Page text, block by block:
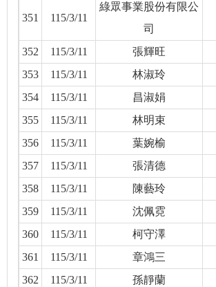
351 115/3/11
綠眾事業股份有限公
司
352 115/3/11 張輝旺
353
115/3/11 林淑玲
354
115/3/11 昌淑娟
355
115/3/11 林明束
356
115/3/11 葉婉榆
357
115/3/11 張清德
358
115/3/11 陳藝玲
359
115/3/11 沈佩霓
360
115/3/11 柯守澤
361
115/3/11 章鴻三
362
115/3/11 孫靜蘭